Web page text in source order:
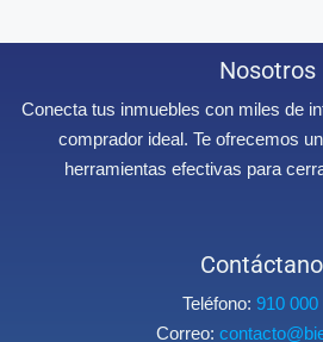
Nosotros
Conecta tus inmuebles con miles de
comprador ideal. Te ofrecemos
herramientas efectivas para
Teléfono: 910 000
Correo: